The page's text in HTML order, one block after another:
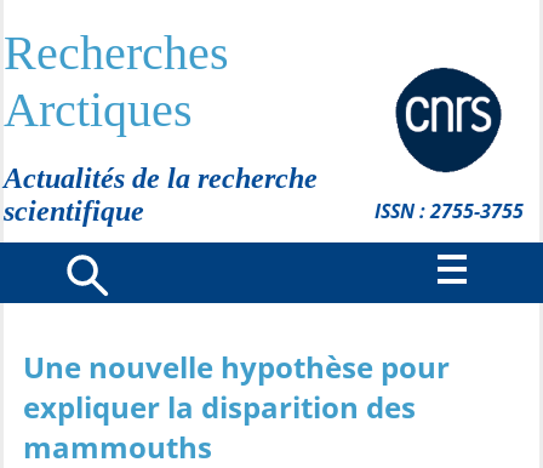
Recherches
Arctiques
Actualités de la recherche
scientifique
ISSN : 2755-3755
Une nouvelle hypothèse pour
expliquer la disparition des
mammouths